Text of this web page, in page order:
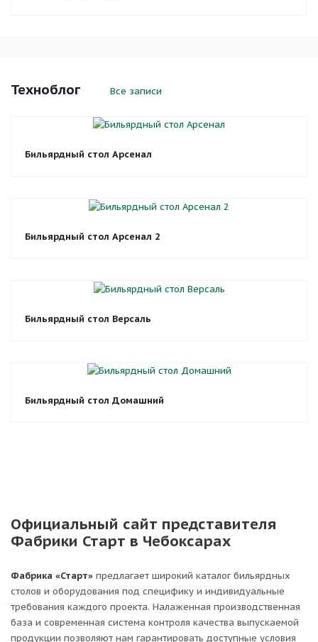
Техноблог Все записи
Бильярдный стол Арсенал
Бильярдный стол Арсенал 2
Бильярдный стол Версаль
Бильярдный стол Домашний
Официальный сайт представителя
Фабрики Старт в Чебоксарах
Фабрика «Старт» предлагает широкий каталог бильярдных
столов и оборудования под специфику и индивидуальные
требования каждого проекта. Налаженная производственная
база и современная система контроля качества выпускаемой
продукции позволяют нам гарантировать доступные условия